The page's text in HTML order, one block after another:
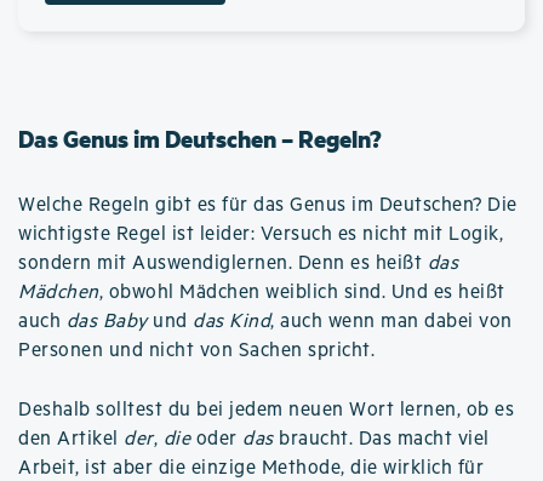
Das Genus im Deutschen – Regeln?
Welche Regeln gibt es für das Genus im Deutschen? Die
wichtigste Regel ist leider: Versuch es nicht mit Logik,
sondern mit Auswendiglernen. Denn es heißt das
Mädchen, obwohl Mädchen weiblich sind. Und es heißt
auch das Babyund das Kind, auch wenn man dabei von
Personen und nicht von Sachen spricht.
Deshalb solltest du bei jedem neuen Wort lernen, ob es
den Artikel der, dieoder dasbraucht. Das macht viel
Arbeit, ist aber die einzige Methode, die wirklich für